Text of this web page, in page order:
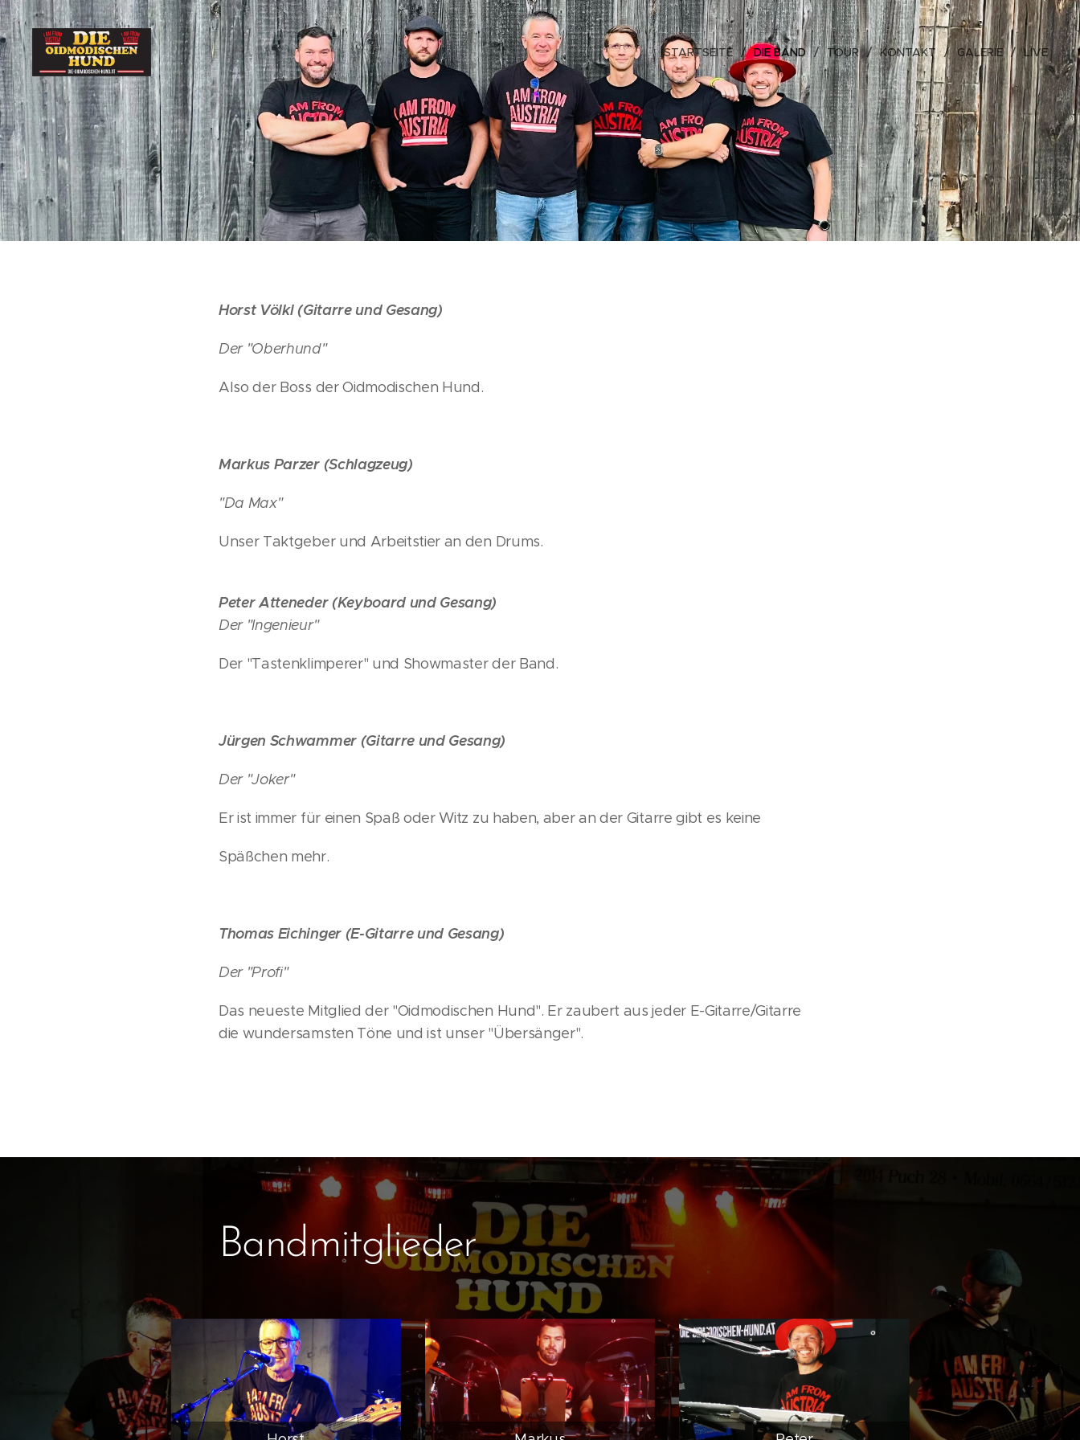
STARTSEITE DIE BAND TOUR KONTAKT GALERIE LIVE
Horst Völkl (Gitarre und Gesang)
Der "Oberhund"
Also der Boss der Oidmodischen Hund.
Markus Parzer (Schlagzeug)
"Da Max"
Unser Taktgeber und Arbeitstier an den Drums.
Peter Atteneder (Keyboard und Gesang)
Der "Ingenieur"
Der "Tastenklimperer" und Showmaster der Band.
Jürgen Schwammer (Gitarre und Gesang)
Der "Joker"
Er ist immer für einen Spaß oder Witz zu haben, aber an der Gitarre gibt es keine
Späßchen mehr.
Thomas Eichinger (E-Gitarre und Gesang)
Der "Profi"
Das neueste Mitglied der "Oidmodischen Hund". Er zaubert aus jeder E-Gitarre/Gitarre
die wundersamsten Töne und ist unser "Übersänger".
Bandmitglieder